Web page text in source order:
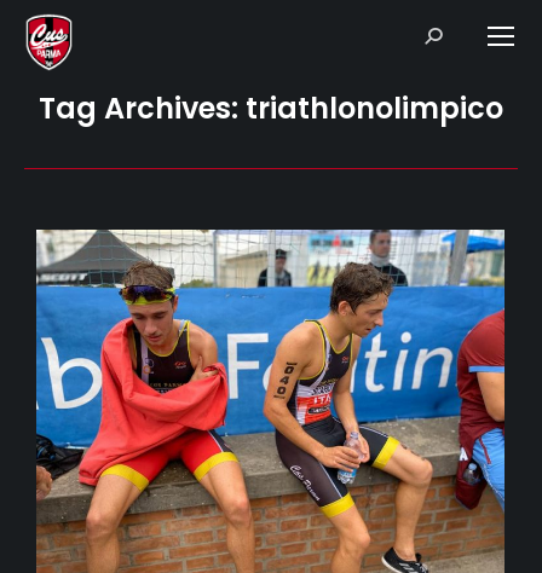
Search:
Tag Archives: triathlonolimpico